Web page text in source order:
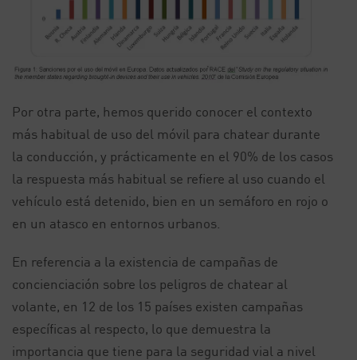
Por otra parte, hemos querido conocer el contexto
más habitual de uso del móvil para chatear durante
la conducción, y prácticamente en el 90% de los casos
la respuesta más habitual se refiere al uso cuando el
vehículo está detenido, bien en un semáforo en rojo o
en un atasco en entornos urbanos.
En referencia a la existencia de campañas de
concienciación sobre los peligros de chatear al
volante, en 12 de los 15 países existen campañas
específicas al respecto, lo que demuestra la
importancia que tiene para la seguridad vial a nivel